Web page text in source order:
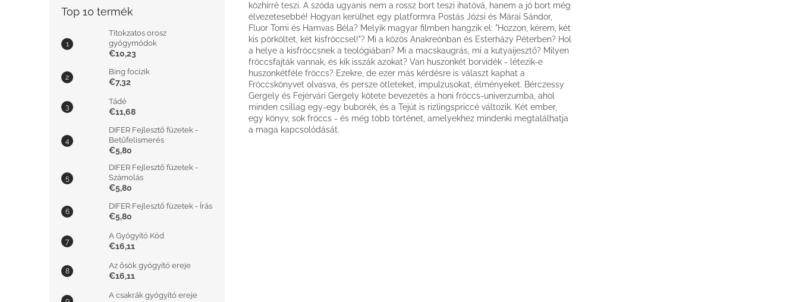
Top 10 termék
Titokzatos orosz
gyógymódok
€10,23
Bing focizik
€7,32
Tádé
€11,68
DIFER Fejlesztő füzetek -
Betűfelismerés
€5,80
DIFER Fejlesztő füzetek -
Számolás
€5,80
DIFER Fejlesztő füzetek - Írás
€5,80
A Gyógyító Kód
€16,11
Az ősök gyógyító ereje
€16,11
A csakrák gyógyító ereje
közhírré teszi. A szóda ugyanis nem a rossz bort teszi ihatóvá, hanem a jó bort még
élvezetesebbé! Hogyan kerülhet egy platformra Postás Józsi és Márai Sándor,
Fluor Tomi és Hamvas Béla? Melyik magyar filmben hangzik el: "Hozzon, kérem, két
kis pörköltet, két kisfröccsel!"? Mi a közös Anakreónban és Esterházy Péterben? Hol
a helye a kisfröccsnek a teológiában? Mi a macskaugrás, mi a kutyaijesztő? Milyen
fröccsfajták vannak, és kik isszák azokat? Van huszonkét borvidék - létezik-e
huszonkétféle fröccs? Ezekre, de ezer más kérdésre is választ kaphat a
Fröccskönyvet olvasva, és persze ötleteket, impulzusokat, élményeket. Bérczessy
Gergely és Fejérvári Gergely kötete bevezetés a honi fröccs-univerzumba, ahol
minden csillag egy-egy buborék, és a Tejút is rizlingspriccé változik. Két ember,
egy könyv, sok fröccs - és még több történet, amelyekhez mindenki megtalálhatja
a maga kapcsolódását.